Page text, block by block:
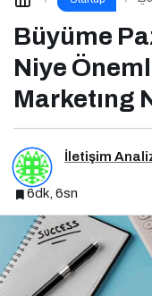
Büyüme
Niye
Marketıng
İletişim
6dk, 6sn